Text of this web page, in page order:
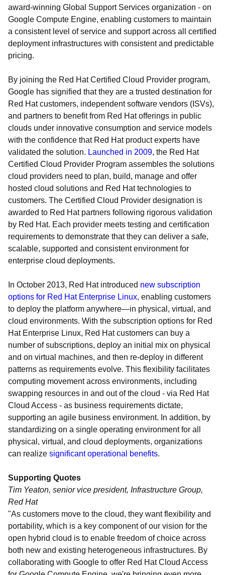
award-winning Global Support Services organization - on
Google Compute Engine, enabling customers to maintain
a consistent level of service and support across all certified
deployment infrastructures with consistent and predictable
pricing.
By joining the Red Hat Certified Cloud Provider program,
Google has signified that they are a trusted destination for
Red Hat customers, independent software vendors (ISVs),
and partners to benefit from Red Hat offerings in public
clouds under innovative consumption and service models
with the confidence that Red Hat product experts have
validated the solution. Launched in 2009, the Red Hat
Certified Cloud Provider Program assembles the solutions
cloud providers need to plan, build, manage and offer
hosted cloud solutions and Red Hat technologies to
customers. The Certified Cloud Provider designation is
awarded to Red Hat partners following rigorous validation
by Red Hat. Each provider meets testing and certification
requirements to demonstrate that they can deliver a safe,
scalable, supported and consistent environment for
enterprise cloud deployments.
In October 2013, Red Hat introduced new subscription
options for Red Hat Enterprise Linux, enabling customers
to deploy the platform anywhere—in physical, virtual, and
cloud environments. With the subscription options for Red
Hat Enterprise Linux, Red Hat customers can buy a
number of subscriptions, deploy an initial mix on physical
and on virtual machines, and then re-deploy in different
patterns as requirements evolve. This flexibility facilitates
computing movement across environments, including
swapping resources in and out of the cloud - via Red Hat
Cloud Access - as business requirements dictate,
supporting an agile business environment. In addition, by
standardizing on a single operating environment for all
physical, virtual, and cloud deployments, organizations
can realize significant operational benefits.
Supporting Quotes
Tim Yeaton, senior vice president, Infrastructure Group,
Red Hat
"As customers move to the cloud, they want flexibility and
portability, which is a key component of our vision for the
open hybrid cloud is to enable freedom of choice across
both new and existing heterogeneous infrastructures. By
collaborating with Google to offer Red Hat Cloud Access